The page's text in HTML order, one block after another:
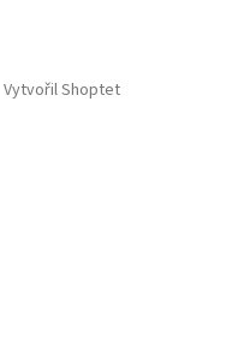
Vytvořil Shoptet